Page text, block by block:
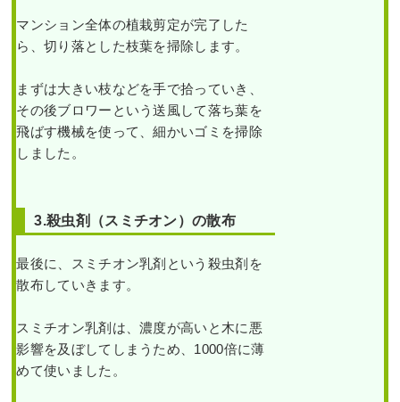
マンション全体の植栽剪定が完了した
ら、切り落とした枝葉を掃除します。
まずは大きい枝などを手で拾っていき、
その後ブロワーという送風して落ち葉を
飛ばす機械を使って、細かいゴミを掃除
しました。
3.殺虫剤（スミチオン）の散布
最後に、スミチオン乳剤という殺虫剤を
散布していきます。
スミチオン乳剤は、濃度が高いと木に悪
影響を及ぼしてしまうため、1000倍に薄
めて使いました。